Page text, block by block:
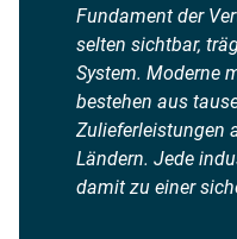
Fundament der
selten sichtbar,
System. Moderne
bestehen aus
Zulieferleistungen
Ländern. Jede
damit zu einer